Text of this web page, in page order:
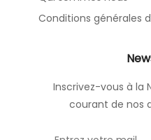
Conditions générales
Inscrivez-vous à la
courant de nos